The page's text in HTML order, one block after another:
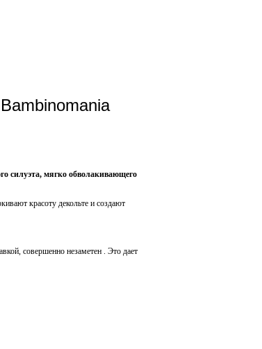
силуэта, мягко обволакивающего
красоту декольте и создают
совершенно незаметен . Это дает